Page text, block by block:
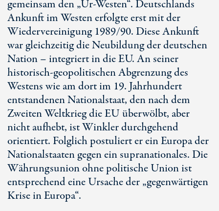
gemeinsam den „Ur-Westen“. Deutschlands
Ankunft im Westen erfolgte erst mit der
Wiedervereinigung 1989/90. Diese Ankunft
war gleichzeitig die Neubildung der deutschen
Nation – integriert in die EU. An seiner
historisch-geopolitischen Abgrenzung des
Westens wie am dort im 19. Jahrhundert
entstandenen Nationalstaat, den nach dem
Zweiten Weltkrieg die EU überwölbt, aber
nicht aufhebt, ist Winkler durchgehend
orientiert. Folglich postuliert er ein Europa der
Nationalstaaten gegen ein supranationales. Die
Währungsunion ohne politische Union ist
entsprechend eine Ursache der „gegenwärtigen
Krise in Europa“.